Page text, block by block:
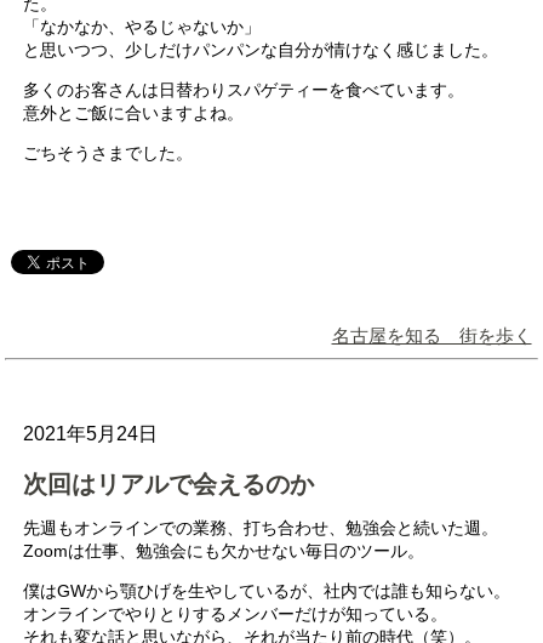
「なかなか、やるじゃないか」
と思いつつ、少しだけパンパンな自分が情けなく感じました。
多くのお客さんは日替わりスパゲティーを食べています。
意外とご飯に合いますよね。
ごちそうさまでした。
名古屋を知る 街を歩く
2021年5月24日
次回はリアルで会えるのか
先週もオンラインでの業務、打ち合わせ、勉強会と続いた週。
Zoomは仕事、勉強会にも欠かせない毎日のツール。
僕はGWから顎ひげを生やしているが、社内では誰も知らない。
オンラインでやりとりするメンバーだけが知っている。
それも変な話と思いながら、それが当たり前の時代（笑）。